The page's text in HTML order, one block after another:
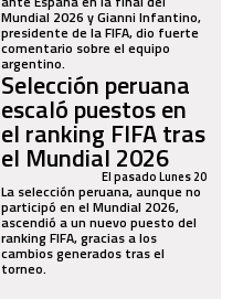
Mundial 2026 y Gianni Infantino,
presidente de la FIFA, dio fuerte
comentario sobre el equipo
argentino.
Selección peruana
escaló puestos en
el ranking FIFA tras
el Mundial 2026
El pasado Lunes 20
La selección peruana, aunque no
participó en el Mundial 2026,
ascendió a un nuevo puesto del
ranking FIFA, gracias a los
cambios generados tras el
torneo.